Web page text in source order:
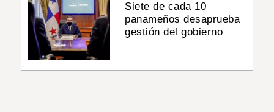
Siete de cada 10
panameños desaprueba
gestión del gobierno